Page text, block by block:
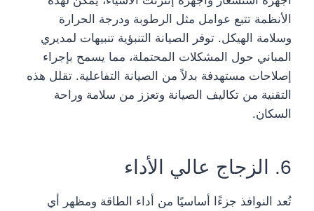
الأنظمة تتبع عوامل مثل الرطوبة ودرجة الحرارة
وسلامة الهيكل. توفر الصيانة التنبؤية تنبيهات لمديري
المباني حول المشكلات المحتملة، مما يسمح بإجراء
إصلاحات مستهدفة بدلاً من الصيانة التفاعلية. تقلل هذه
التقنية من تكاليف الصيانة وتعزز من سلامة وراحة
السكان.
6. الزجاج عالي الأداء
تُعد النوافذ جزءًا أساسيًا من أداء الطاقة ومظهر أي